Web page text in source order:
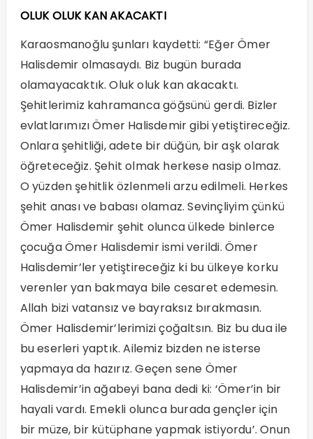
OLUK OLUK KAN AKACAKTI
Karaosmanoğlu şunları kaydetti: “Eğer Ömer
Halisdemir olmasaydı. Biz bugün burada
olamayacaktık. Oluk oluk kan akacaktı.
Şehitlerimiz kahramanca göğsünü gerdi. Bizler
evlatlarımızı Ömer Halisdemir gibi yetiştireceğiz.
Onlara şehitliği, adete bir düğün, bir aşk olarak
öğreteceğiz. Şehit olmak herkese nasip olmaz.
O yüzden şehitlik özlenmeli arzu edilmeli. Herkes
şehit anası ve babası olamaz. Sevinçliyim çünkü
Ömer Halisdemir şehit olunca ülkede binlerce
çocuğa Ömer Halisdemir ismi verildi. Ömer
Halisdemir’ler yetiştireceğiz ki bu ülkeye korku
verenler yan bakmaya bile cesaret edemesin.
Allah bizi vatansız ve bayraksız bırakmasın.
Ömer Halisdemir’lerimizi çoğaltsın. Biz bu dua ile
bu eserleri yaptık. Ailemiz bizden ne isterse
yapmaya da hazırız. Geçen sene Ömer
Halisdemir’in ağabeyi bana dedi ki: ‘Ömer’in bir
hayali vardı. Emekli olunca burada gençler için
bir müze, bir kütüphane yapmak istiyordu’. Onun